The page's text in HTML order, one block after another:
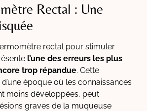
Rectal : Une
rectal pour stimuler
l’une des erreurs les plus
trop répandue. Cette
époque où les connaissances
moins développées, peut
graves de la muqueuse